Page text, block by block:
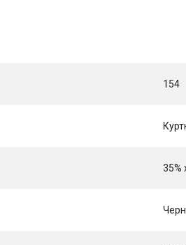
154
35%